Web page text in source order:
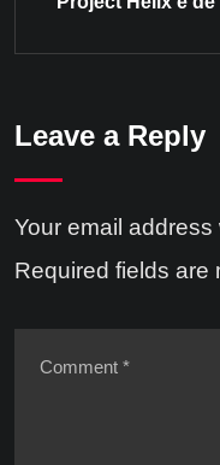
Leave a Reply
Your email
Required fields are